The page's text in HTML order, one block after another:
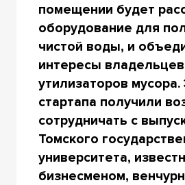
помещении будет
оборудование для
чистой воды, и
интересы
утилизаторов мусора.
стартапа получили
сотрудничать с
Томского
университета,
бизнесменом,